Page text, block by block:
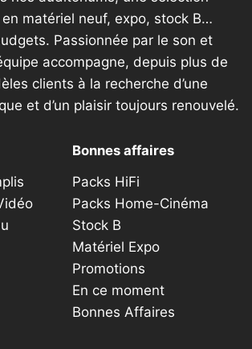
matériel neuf, expo, stock B…
Passionnée par le son et
accompagne, depuis plus de
clients à la recherche d’une
et d’un plaisir toujours renouvelé.
Bonnes affaires
Packs HiFi
Packs Home-Cinéma
Stock B
Matériel Expo
Promotions
En ce moment
Bonnes Affaires